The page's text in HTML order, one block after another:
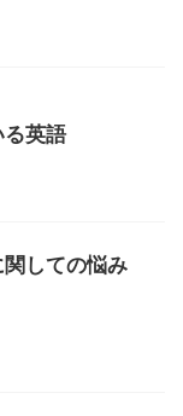
る英語
しての悩み